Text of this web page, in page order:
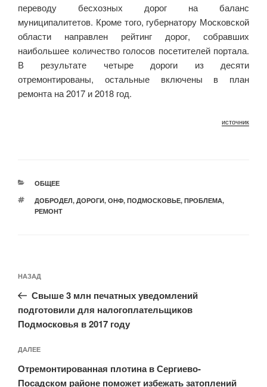
переводу бесхозных дорог на баланс
муниципалитетов. Кроме того, губернатору Московской
области направлен рейтинг дорог, собравших
наибольшее количество голосов посетителей портала.
В результате четыре дороги из десяти
отремонтированы, остальные включены в план
ремонта на 2017 и 2018 год.
источник
РУБРИКИ
ОБЩЕЕ
МЕТКИ
ДОБРОДЕЛ, ДОРОГИ, ОНФ, ПОДМОСКОВЬЕ, ПРОБЛЕМА,
РЕМОНТ
по
записям
Предыдущая
запись:
НАЗАД
Свыше 3 млн печатных уведомлений
подготовили для налогоплательщиков
Подмосковья в 2017 году
Следующая
запись
ДАЛЕЕ
Отремонтированная плотина в Сергиево-
Посадском районе поможет избежать затоплений